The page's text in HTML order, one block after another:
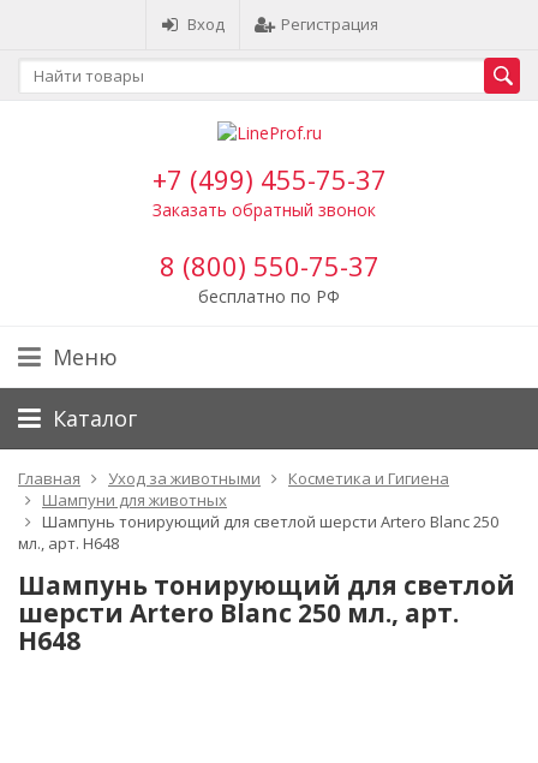
Вход Регистрация
+7 (499) 455-75-37
Заказать обратный звонок
8 (800) 550-75-37
бесплатно по РФ
Меню
Каталог
Главная Уход за животными
Косметика и Гигиена
Шампуни для животных
Шампунь тонирующий для светлой шерсти Artero Blanc 250
мл., арт. H648
Шампунь тонирующий для светлой
шерсти Artero Blanc 250 мл., арт.
H648